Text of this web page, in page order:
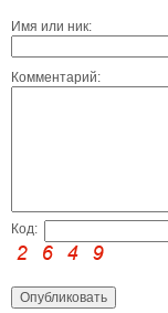
Имя или ник:
Комментарий:
Код: